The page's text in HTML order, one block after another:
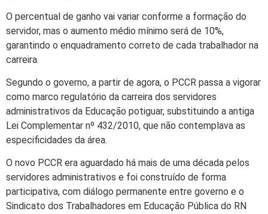
O percentual de ganho vai variar conforme a formação do
servidor, mas o aumento médio mínimo será de 10%,
garantindo o enquadramento correto de cada trabalhador na
carreira.
Segundo o governo, a partir de agora, o PCCR passa a vigorar
como marco regulatório da carreira dos servidores
administrativos da Educação potiguar, substituindo a antiga
Lei Complementar nº 432/2010, que não contemplava as
especificidades da área.
O novo PCCR era aguardado há mais de uma década pelos
servidores administrativos e foi construído de forma
participativa, com diálogo permanente entre governo e o
Sindicato dos Trabalhadores em Educação Pública do RN